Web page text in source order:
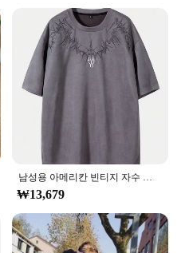
남성용 아메리칸 빈티지 자수 두꺼운 반팔 상의, 루즈한 개성 티셔츠, 패션
₩13,679